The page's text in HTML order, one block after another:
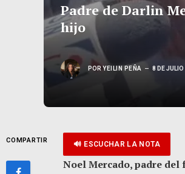
Padre de Darlin
hijo
POR YEILIN PEÑA 8 DE
COMPARTIR 🔊 ESCUCHAR LA NOTA
Noel Mercado, padre del